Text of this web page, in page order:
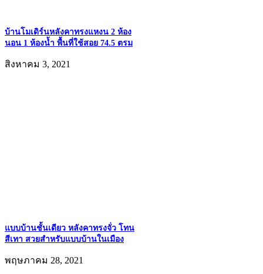
บ้านโมเดิร์นหลังคาทรงแหงน 2 ห้อง
นอน 1 ห้องน้ำ พื้นที่ใช้สอย 74.5 ตรม
สิงหาคม 3, 2021
แบบบ้านชั้นเดียว หลังคาทรงจั่ว โทน
สีเทา สวยสำหรับแบบบ้านในเมือง
พฤษภาคม 28, 2021